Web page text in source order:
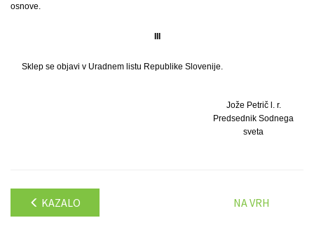
osnove.
III
Sklep se objavi v Uradnem listu Republike Slovenije.
Jože Petrič l. r.
Predsednik Sodnega
sveta
KAZALO NA VRH